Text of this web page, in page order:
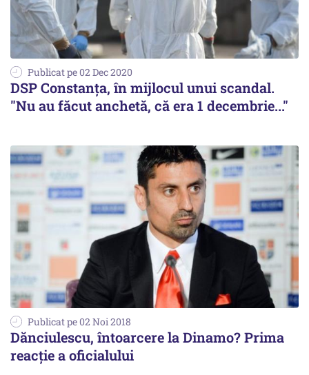
Publicat pe 02 Dec 2020
DSP Constanţa, în mijlocul unui scandal.
"Nu au făcut anchetă, că era 1 decembrie..."
Publicat pe 02 Noi 2018
Dănciulescu, întoarcere la Dinamo? Prima
reacție a oficialului